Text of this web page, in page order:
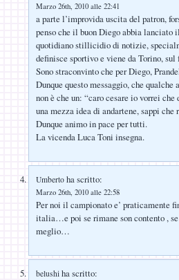
Marzo 26th, 2010 alle 22:41
a parte l’improvida uscita del patron,
penso che il buon Diego abbia lanciato
quotidiano stillicidio di notizie,
definisce sportivo e viene da Torino,
Sono straconvinto che per Diego,
Dunque questo messaggio, che
non è che un: “caro cesare io vorrei
una mezza idea di andartene, sappi
Dunque animo in pace per tutti.
La vicenda Luca Toni insegna.
Umberto ha scritto:
Marzo 26th, 2010 alle 22:58
Per noi il campionato e’ praticamente
italia…e poi se rimane son contento ,
meglio…
belushi ha scritto: